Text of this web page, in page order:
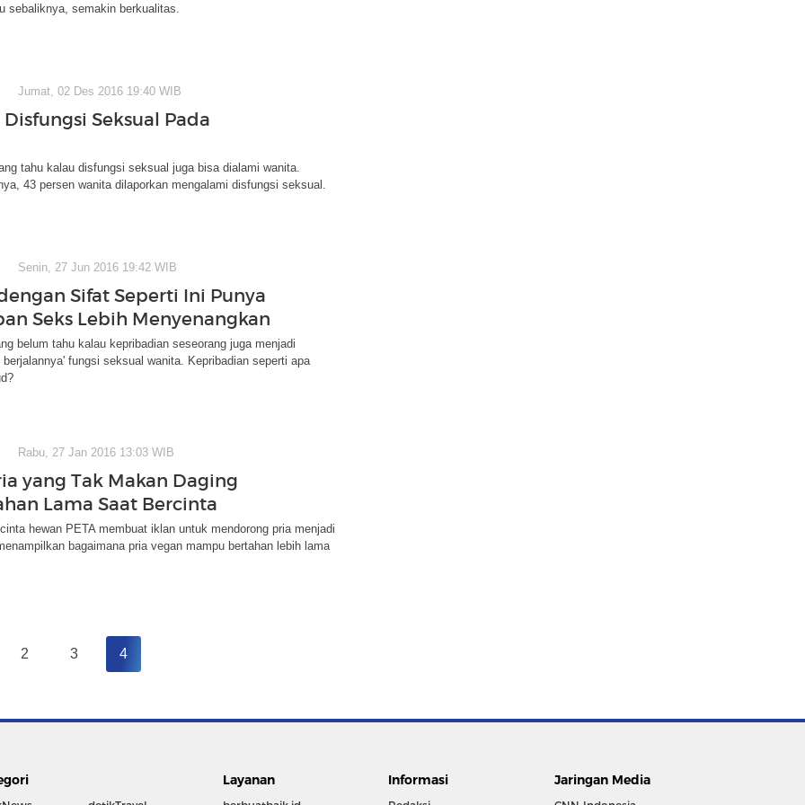
sebaliknya, semakin berkualitas.
Jumat, 02 Des 2016 19:40 WIB
Disfungsi Seksual Pada
tahu kalau disfungsi seksual juga bisa dialami wanita.
43 persen wanita dilaporkan mengalami disfungsi seksual.
Senin, 27 Jun 2016 19:42 WIB
Sifat Seperti Ini Punya
Seks Lebih Menyenangkan
belum tahu kalau kepribadian seseorang juga menjadi
fungsi seksual wanita. Kepribadian seperti apa
Rabu, 27 Jan 2016 13:03 WIB
yang Tak Makan Daging
Lama Saat Bercinta
hewan PETA membuat iklan untuk mendorong pria menjadi
bagaimana pria vegan mampu bertahan lebih lama
2 3 4
Layanan Informasi Jaringan Media